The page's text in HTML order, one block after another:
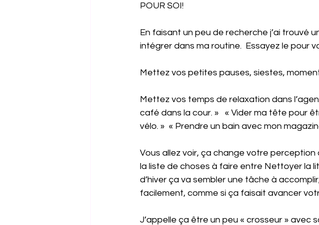
POUR SOI!
En faisant un peu de recherche j’ai trouvé
intégrer dans ma routine.  Essayez le pour
Mettez vos petites pauses, siestes,
Mettez vos temps de relaxation dans
café dans la cour. »   « Vider ma tête
vélo. »  « Prendre un bain avec mon
Vous allez voir, ça change votre perception
la liste de choses à faire entre Nettoyer la
d’hiver ça va sembler une tâche à
facilement, comme si ça faisait avancer
J’appelle ça être un peu « crosseur » avec